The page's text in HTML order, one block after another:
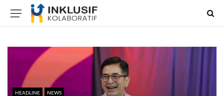
HEADLINE NEWS